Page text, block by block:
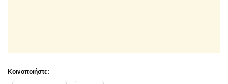
Κοινοποιήστε: